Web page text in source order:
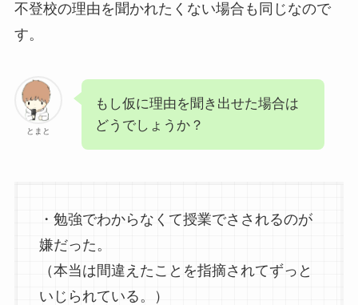
不登校の理由を聞かれたくない場合も同じなので
す。
とまと
もし仮に理由を聞き出せた場合は
どうでしょうか？
・勉強でわからなくて授業でさされるのが
嫌だった。
（本当は間違えたことを指摘されてずっと
いじられている。）